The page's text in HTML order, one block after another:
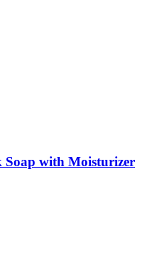
Soap with Moisturizer